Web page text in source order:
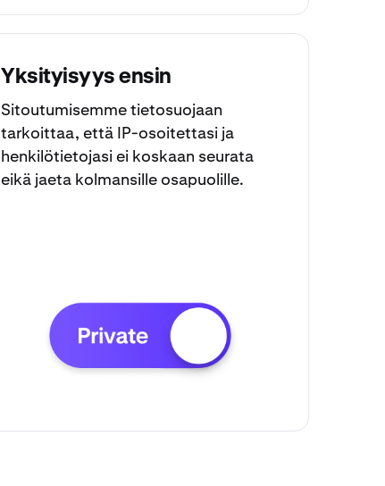
Yksityisyys ensin
Sitoutumisemme tietosuojaan
tarkoittaa, että IP-osoitettasi ja
henkilötietojasi ei koskaan seurata
eikä jaeta kolmansille osapuolille.